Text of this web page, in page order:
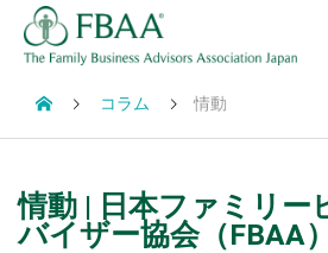
コラム 情動
情動 | 日本ファミリー
バイザー協会（FBAA）